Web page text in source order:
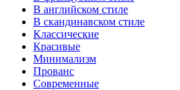
В английском стиле
В скандинавском стиле
Классические
Красивые
Минимализм
Прованс
Современные